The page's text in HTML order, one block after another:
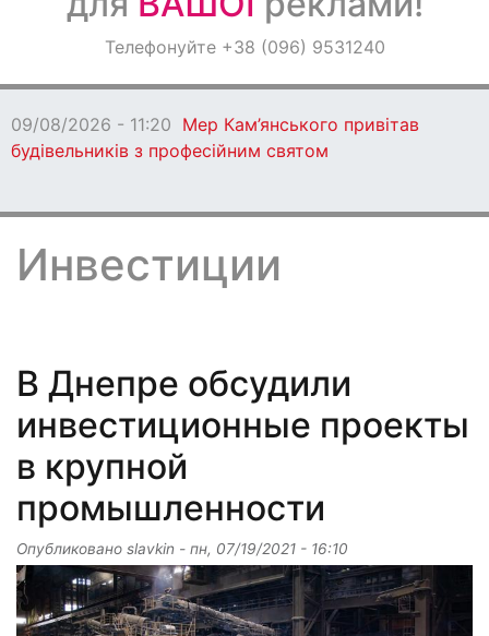
ОголошенняТелефонуйте +38 (096) 9531240
09/08/2026 - 10:20
У Кам’янському планують
розвивати мережу ветеранських бізнесів
Инвестиции
В Днепре обсудили
инвестиционные проекты
в крупной
промышленности
Опубликовано slavkin - пн, 07/19/2021 - 16:10